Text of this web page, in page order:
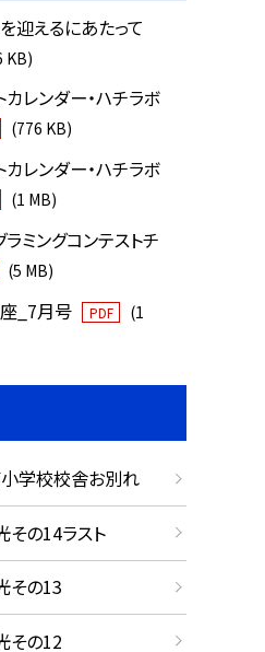
迎えるにあたって
KB)
レンダー・ハチラボ
(776 KB)
レンダー・ハチラボ
(1 MB)
ミングコンテストチ
(5 MB)
_7月号 PDF
(1
学校校舎お別れ
の14ラスト
その13
その12